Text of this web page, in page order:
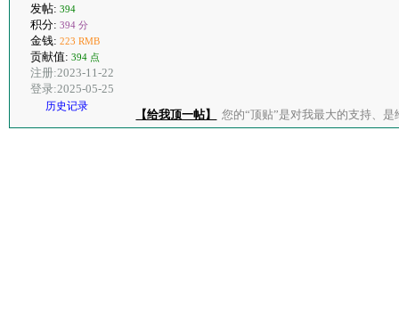
发帖: 394
积分: 394 分
金钱: 223 RMB
贡献值: 394 点
注册:2023-11-22
登录:2025-05-25
历史记录
【给我顶一帖】 您的“顶贴”是对我最大的支持、